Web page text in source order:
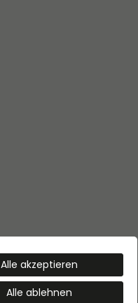
Alle akzeptieren
Alle ablehnen